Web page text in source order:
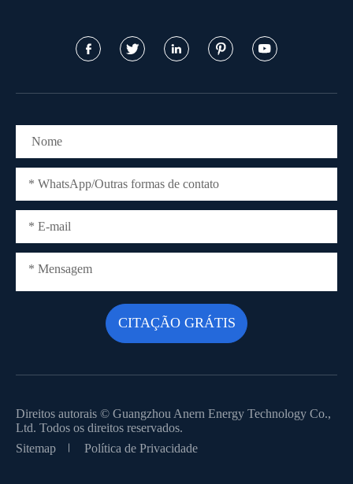
    
Direitos autorais © Guangzhou Anern Energy Technology Co.,
Ltd. Todos os direitos reservados.
Sitemap
Política de Privacidade